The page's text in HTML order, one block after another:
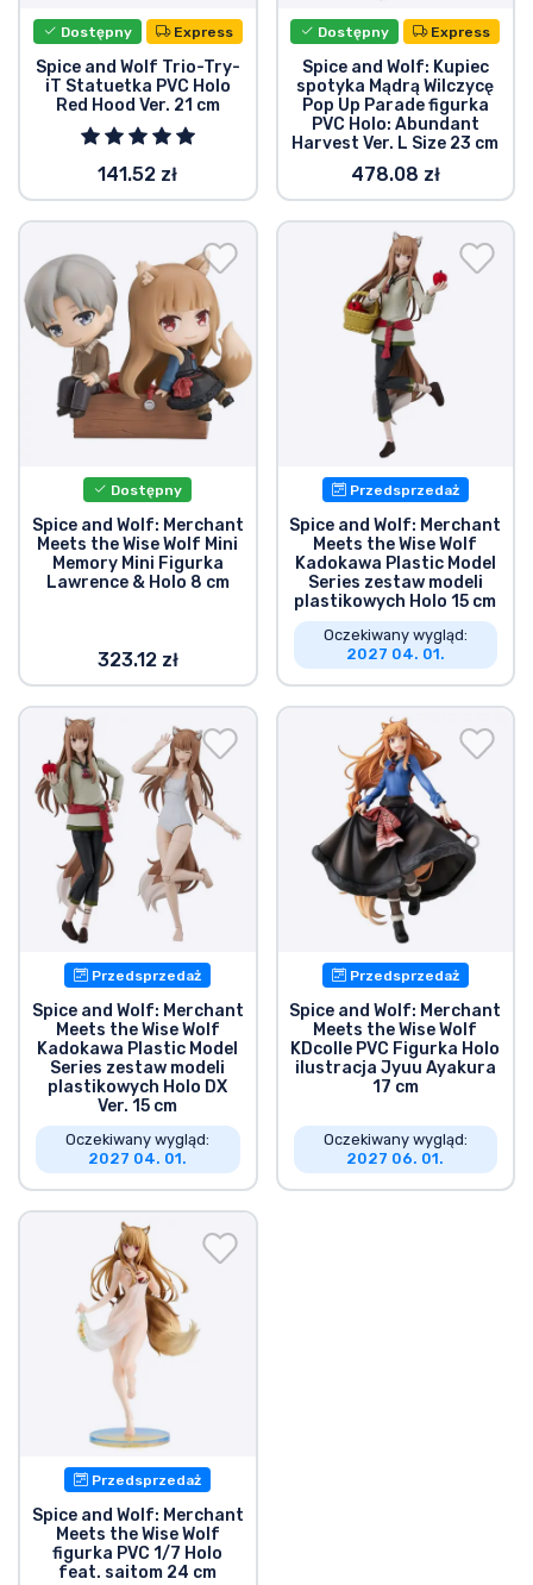
Dostępny Express
Spice and Wolf Trio-Try-
iT Statuetka PVC Holo
Red Hood Ver. 21 cm
141.52 zł
Dostępny Express
Spice and Wolf: Kupiec
spotyka Mądrą Wilczycę
Pop Up Parade figurka
PVC Holo: Abundant
Harvest Ver. L Size 23 cm
478.08 zł
Dostępny
Spice and Wolf: Merchant
Meets the Wise Wolf Mini
Memory Mini Figurka
Lawrence & Holo 8 cm
323.12 zł
Przedsprzedaż
Spice and Wolf: Merchant
Meets the Wise Wolf
Kadokawa Plastic Model
Series zestaw modeli
plastikowych Holo 15 cm
Oczekiwany wygląd:
2027 04. 01.
Przedsprzedaż
Spice and Wolf: Merchant
Meets the Wise Wolf
Kadokawa Plastic Model
Series zestaw modeli
plastikowych Holo DX
Ver. 15 cm
Oczekiwany wygląd:
2027 04. 01.
Przedsprzedaż
Spice and Wolf: Merchant
Meets the Wise Wolf
KDcolle PVC Figurka Holo
ilustracja Jyuu Ayakura
17 cm
Oczekiwany wygląd:
2027 06. 01.
Przedsprzedaż
Spice and Wolf: Merchant
Meets the Wise Wolf
figurka PVC 1/7 Holo
feat. saitom 24 cm
Rzeczy z anime
Rzeczy dla graczy
Rzeczy sportowe
Rzeczy muzyczne
Typy produktów
Marki